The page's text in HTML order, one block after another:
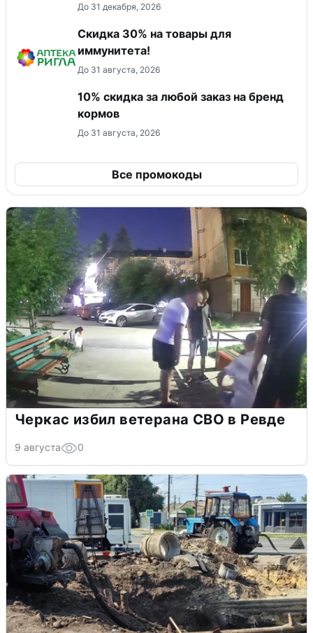
До 31 декабря, 2026
Скидка 30% на товары для
иммунитета!
До 31 августа, 2026
10% скидка за любой заказ на бренд
кормов
До 31 августа, 2026
Все промокоды
Черкас избил ветерана СВО в Ревде
9 августа 0